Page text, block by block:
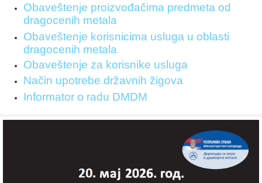
Obaveštenje proizvođačima predmeta od
dragocenih metala
Obaveštenje korisnicima usluga u oblasti
dragocenih metala
Obaveštenje za korisnike usluga
Način upotrebe državnih žigova
Informator o radu DMDM